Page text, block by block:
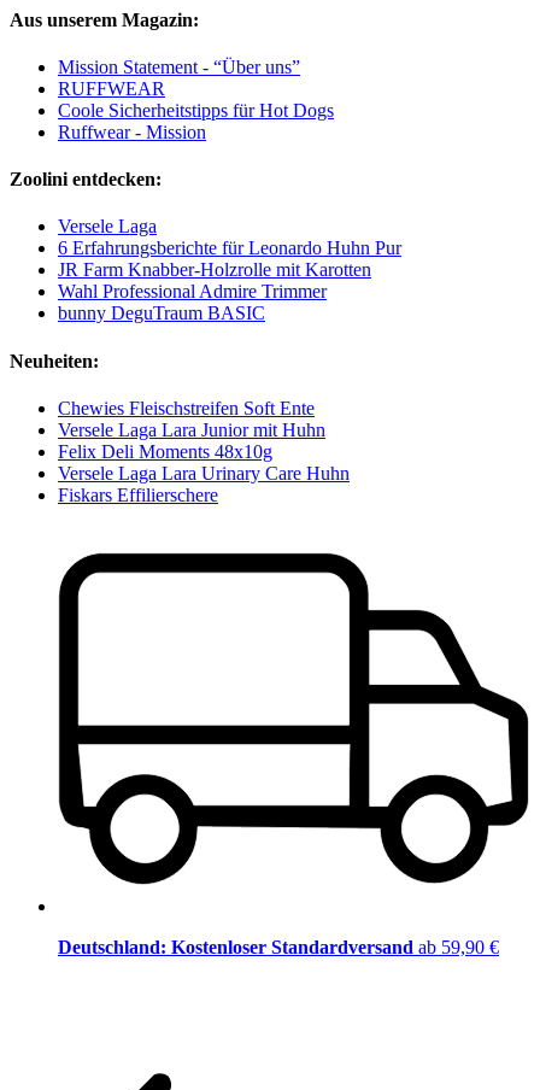
Aus unserem Magazin:
Mission Statement - “Über uns”
RUFFWEAR
Coole Sicherheitstipps für Hot Dogs
Ruffwear - Mission
Zoolini entdecken:
Versele Laga
6 Erfahrungsberichte für Leonardo Huhn Pur
JR Farm Knabber-Holzrolle mit Karotten
Wahl Professional Admire Trimmer
bunny DeguTraum BASIC
Neuheiten:
Chewies Fleischstreifen Soft Ente
Versele Laga Lara Junior mit Huhn
Felix Deli Moments 48x10g
Versele Laga Lara Urinary Care Huhn
Fiskars Effilierschere
Deutschland: Kostenloser Standardversand ab 59,90 €